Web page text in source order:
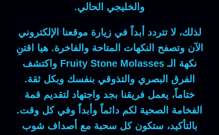
والخليجي الحالي.
لذلك، لا تتردد أبداً في زيارة موقعنا الإلكتروني
الآن وتصفح النكهات المتاحة والفاخرة.هيا اقتنِ
نكهة الـFruity Stone Molasses واكتشف
الفرق البصري والتذوقي بنفسك وبكل ثقة.
ختاماً، يعمل فريقنا بجد واجتهاد لتقديم قمة
الفخامة الصحية لكم دائماً وأبداً وفي كل وقت.
بالتأكيد، ستكون كل سحبة مع أصداف شوب